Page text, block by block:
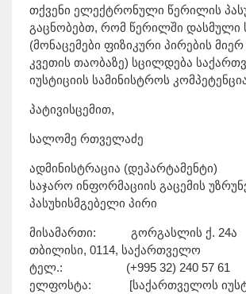
თქვენი ელექტრონული წერილის
გაცნობებთ, რომ წერილში დასმული
(მონაცემები ფიზიკური პირების
კვეთის თაობაზე) სცილდება
იუსტიციის სამინისტროს
პატივისცემით,
სალომე რთველაძე
ადმინისტრაცია (დეპარტამენტი)
საჯარო ინფორმაციის გაცემის
პასუხისმგებელი პირი
მისამართი: გორგასლის ქ. 24ა
თბილისი, 0114, საქართველო
ტელ.: (+995 32) 240 57 61
ელფოსტა: [საქართველოს